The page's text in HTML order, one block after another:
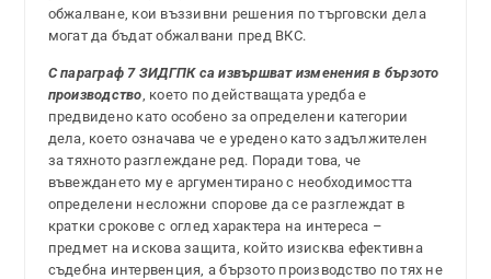
обжалване, кои въззивни решения по търговски дела
могат да бъдат обжалвани пред ВКС.
С параграф 7 ЗИДГПК са извършват изменения в бързото
производство, което по действащата уредба е
предвидено като особено за определени категории
дела, което означава че е уредено като задължителен
за тяхното разглеждане ред. Поради това, че
въвеждането му е аргументирано с необходимостта
определени несложни спорове да се разглеждат в
кратки срокове с оглед характера на интереса –
предмет на искова защита, който изисква ефективна
съдебна интервенция, а бързото производство по тях не